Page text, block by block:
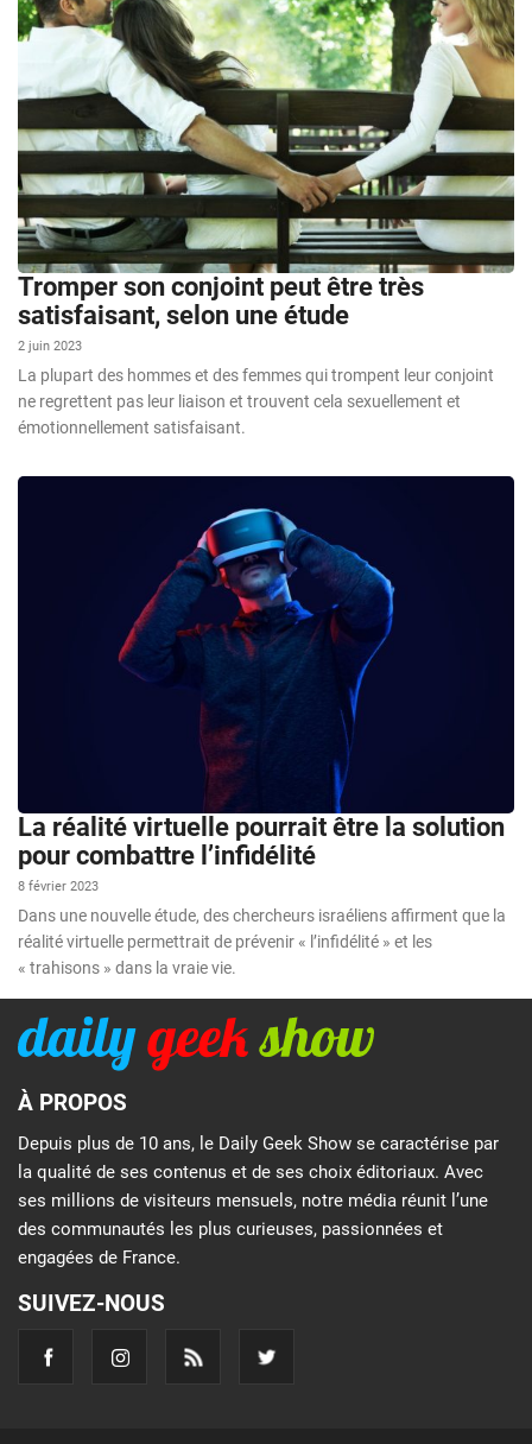
Tromper son conjoint peut être très
satisfaisant, selon une étude
2 juin 2023
La plupart des hommes et des femmes qui trompent leur conjoint
ne regrettent pas leur liaison et trouvent cela sexuellement et
émotionnellement satisfaisant.
La réalité virtuelle pourrait être la solution
pour combattre l’infidélité
8 février 2023
Dans une nouvelle étude, des chercheurs israéliens affirment que la
réalité virtuelle permettrait de prévenir « l’infidélité » et les
« trahisons » dans la vraie vie.
À PROPOS
Depuis plus de 10 ans, le Daily Geek Show se caractérise par
la qualité de ses contenus et de ses choix éditoriaux. Avec
ses millions de visiteurs mensuels, notre média réunit l’une
des communautés les plus curieuses, passionnées et
engagées de France.
SUIVEZ-NOUS